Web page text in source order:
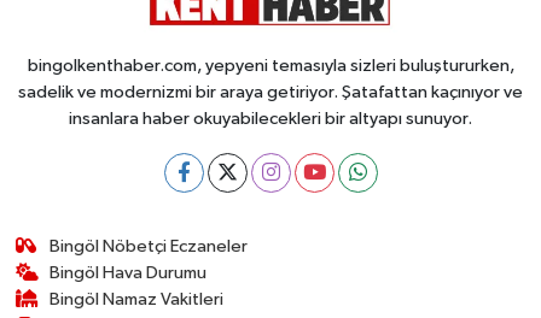
bingolkenthaber.com, yepyeni temasıyla sizleri buluştururken,
sadelik ve modernizmi bir araya getiriyor. Şatafattan kaçınıyor ve
insanlara haber okuyabilecekleri bir altyapı sunuyor.
Bingöl Nöbetçi Eczaneler
Bingöl Hava Durumu
Bingöl Namaz Vakitleri